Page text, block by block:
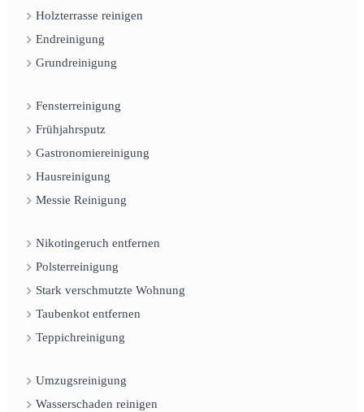
Holzterrasse reinigen
Endreinigung
Grundreinigung
Fensterreinigung
Frühjahrsputz
Gastronomiereinigung
Hausreinigung
Messie Reinigung
Nikotingeruch entfernen
Polsterreinigung
Stark verschmutzte Wohnung
Taubenkot entfernen
Teppichreinigung
Umzugsreinigung
Wasserschaden reinigen